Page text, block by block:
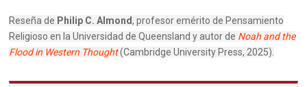
Reseña de Philip C. Almond, profesor emérito de Pensamiento
Religioso en la Universidad de Queensland y autor de Noah and the
Flood in Western Thought(Cambridge University Press, 2025).